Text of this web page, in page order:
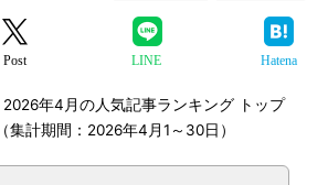
Post LINE Hatena
年4月の人気記事ランキング トップ
集計期間：2026年4月1～30日）